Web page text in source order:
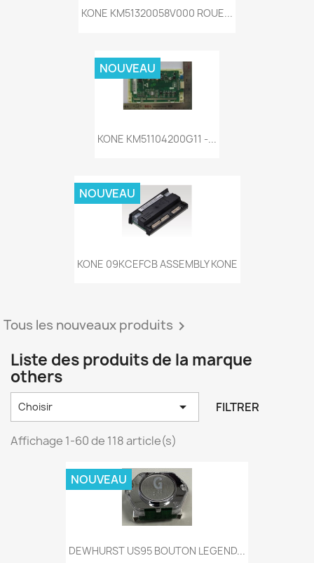
KONE KM51320058V000 ROUE...
KONE KM51104200G11 -...
NOUVEAU
KONE 09KCEFCB ASSEMBLY KONE
NOUVEAU
Tous les nouveaux produits 
Liste des produits de la marque
others
Choisir  FILTRER
Affichage 1-60 de 118 article(s)
DEWHURST US95 BOUTON LEGEND...
NOUVEAU